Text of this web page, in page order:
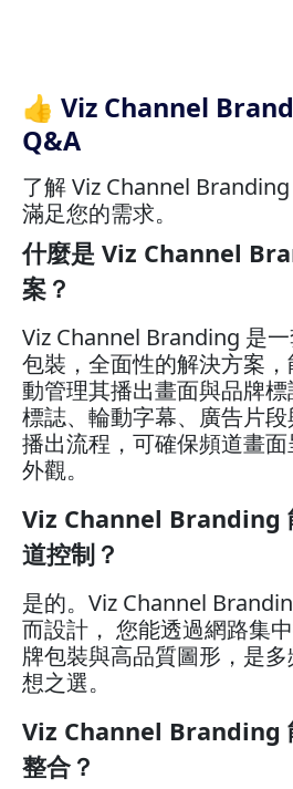
👍 Viz Channel
Q&A
了解 Viz Channel
滿足您的需求。
什麼是 Viz Channel
案？
Viz Channel Branding 是
包裝，全面性的解決方案
動管理其播出畫面與品牌
標誌、輪動字幕、廣告片
播出流程，可確保頻道畫
外觀。
Viz Channel Branding
道控制？
是的。Viz Channel
而設計， 您能透過網路集
牌包裝與高品質圖形，是
想之選。
Viz Channel Branding
整合？